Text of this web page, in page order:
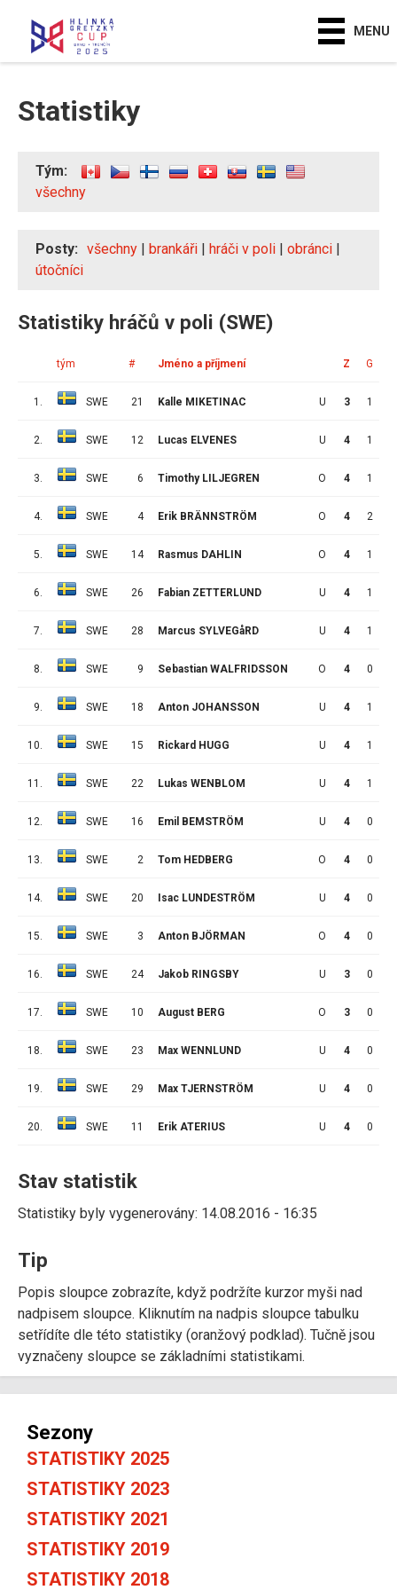
MENU
Statistiky
Tým:
všechny
Posty: všechny | brankáři | hráči v poli | obránci |
útočníci
Statistiky hráčů v poli (SWE)
tým # Jméno a příjmení Z G
1. SWE 21 Kalle MIKETINAC U 3 1
2. SWE 12 Lucas ELVENES U 4 1
3. SWE 6 Timothy LILJEGREN O 4 1
4. SWE 4 Erik BRÄNNSTRÖM O 4 2
5. SWE 14 Rasmus DAHLIN O 4 1
6. SWE 26 Fabian ZETTERLUND U 4 1
7. SWE 28 Marcus SYLVEGåRD U 4 1
8. SWE 9 Sebastian WALFRIDSSON O 4 0
9. SWE 18 Anton JOHANSSON U 4 1
10. SWE 15 Rickard HUGG U 4 1
11. SWE 22 Lukas WENBLOM U 4 1
12. SWE 16 Emil BEMSTRÖM U 4 0
13. SWE 2 Tom HEDBERG O 4 0
14. SWE 20 Isac LUNDESTRÖM U 4 0
15. SWE 3 Anton BJÖRMAN O 4 0
16. SWE 24 Jakob RINGSBY U 3 0
17. SWE 10 August BERG O 3 0
18. SWE 23 Max WENNLUND U 4 0
19. SWE 29 Max TJERNSTRÖM U 4 0
20. SWE 11 Erik ATERIUS U 4 0
Stav statistik
Statistiky byly vygenerovány: 14.08.2016 - 16:35
Tip
Popis sloupce zobrazíte, když podržíte kurzor myši nad
nadpisem sloupce. Kliknutím na nadpis sloupce tabulku
setřídíte dle této statistiky (oranžový podklad). Tučně jsou
vyznačeny sloupce se základními statistikami.
Sezony
STATISTIKY 2025
STATISTIKY 2023
STATISTIKY 2021
STATISTIKY 2019
STATISTIKY 2018